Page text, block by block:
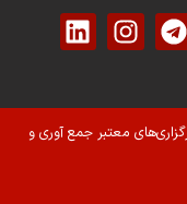
معتبر جمع آوری و